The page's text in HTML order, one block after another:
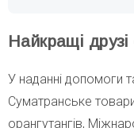
Найкращі друзі
У наданні допомоги
Суматранське
орангутангів,